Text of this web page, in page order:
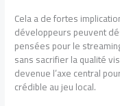
Cela a de fortes
développeurs peuvent
pensées pour le
sans sacrifier la qualité
devenue l’axe central
crédible au jeu local.